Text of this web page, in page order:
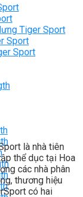
Tiger Sport
Sport
Sport
là nhà tiên
thể dục tại Hoa
các nhà phân
thương hiệu
có hai